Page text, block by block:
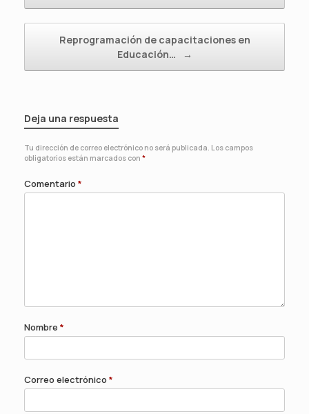
Reprogramación de capacitaciones en
Educación…
→
Deja una respuesta
Tu dirección de correo electrónico no será publicada. Los campos
obligatorios están marcados con *
Comentario *
Nombre *
Correo electrónico *